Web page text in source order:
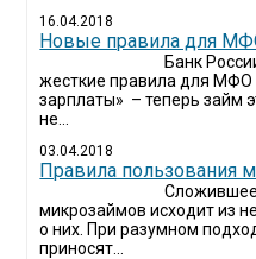
16.04.2018
Новые правила для
Банк
жесткие правила для МФО
зарплаты» – теперь займ
не...
03.04.2018
​Правила пользования
микрозаймов исходит из
о них. При разумном
приносят...